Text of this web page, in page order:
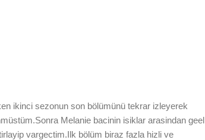
ikinci sezonun son bölümünü tekrar izleyerek
Melanie bacinin isiklar arasindan geel
vargectim.Ilk bölüm biraz fazla hizli ve